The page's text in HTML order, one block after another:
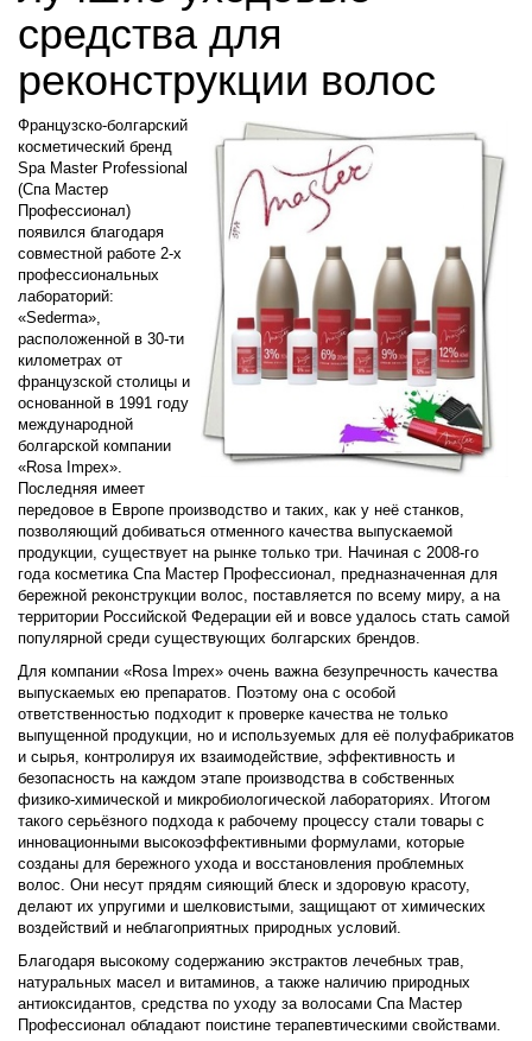
средства для
реконструкции волос
Французско-болгарский
косметический бренд
Spa Master Professional
(Спа Мастер
Профессионал)
появился благодаря
совместной работе 2-х
профессиональных
лабораторий:
«Sederma»,
расположенной в 30-ти
километрах от
французской столицы и
основанной в 1991 году
международной
болгарской компании
«Rosa Impex».
Последняя имеет
передовое в Европе производство и таких, как у неё станков,
позволяющий добиваться отменного качества выпускаемой
продукции, существует на рынке только три. Начиная с 2008-го
года косметика Спа Мастер Профессионал, предназначенная для
бережной реконструкции волос, поставляется по всему миру, а на
территории Российской Федерации ей и вовсе удалось стать самой
популярной среди существующих болгарских брендов.
Для компании «Rosa Impex» очень важна безупречность качества
выпускаемых ею препаратов. Поэтому она с особой
ответственностью подходит к проверке качества не только
выпущенной продукции, но и используемых для её полуфабрикатов
и сырья, контролируя их взаимодействие, эффективность и
безопасность на каждом этапе производства в собственных
физико-химической и микробиологической лабораториях. Итогом
такого серьёзного подхода к рабочему процессу стали товары с
инновационными высокоэффективными формулами, которые
созданы для бережного ухода и восстановления проблемных
волос. Они несут прядям сияющий блеск и здоровую красоту,
делают их упругими и шелковистыми, защищают от химических
воздействий и неблагоприятных природных условий.
Благодаря высокому содержанию экстрактов лечебных трав,
натуральных масел и витаминов, а также наличию природных
антиоксидантов, средства по уходу за волосами Спа Мастер
Профессионал обладают поистине терапевтическими свойствами.